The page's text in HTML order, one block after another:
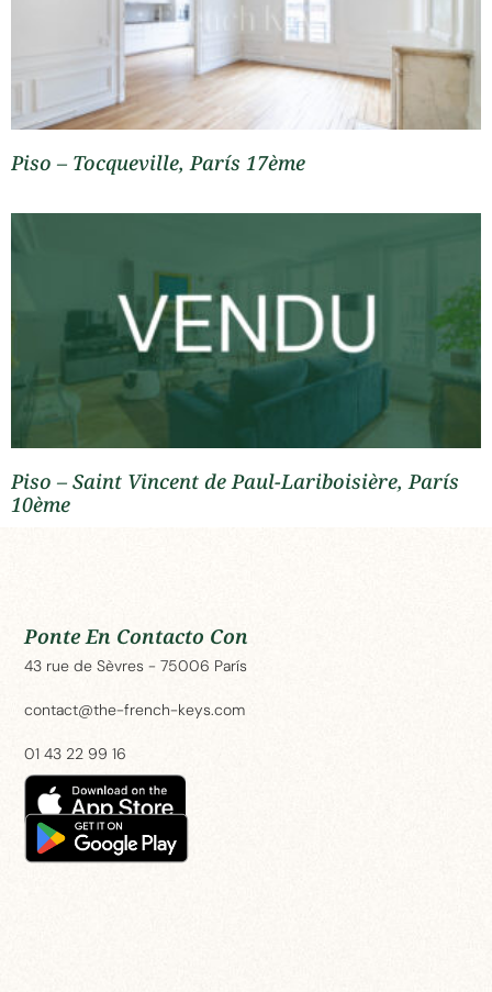
Piso – Tocqueville, París 17ème
Piso – Saint Vincent de Paul-Lariboisière, París
10ème
Ponte En Contacto Con
43 rue de Sèvres - 75006 París
contact@the-french-keys.com
01 43 22 99 16